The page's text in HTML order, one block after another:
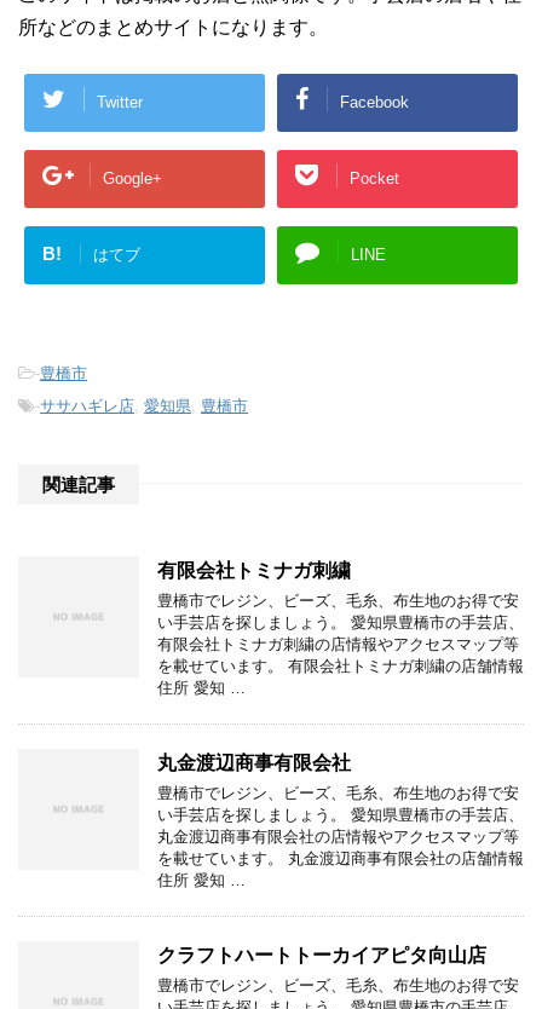
所などのまとめサイトになります。
Twitter Facebook
Google+ Pocket
B! はてブ LINE
-豊橋市
-ササハギレ店 愛知県 豊橋市
関連記事
有限会社トミナガ刺繍
豊橋市でレジン、ビーズ、毛糸、布生地のお得で安
い手芸店を探しましょう。 愛知県豊橋市の手芸店、
有限会社トミナガ刺繍の店情報やアクセスマップ等
を載せています。 有限会社トミナガ刺繍の店舗情報
住所 愛知 …
丸金渡辺商事有限会社
豊橋市でレジン、ビーズ、毛糸、布生地のお得で安
い手芸店を探しましょう。 愛知県豊橋市の手芸店、
丸金渡辺商事有限会社の店情報やアクセスマップ等
を載せています。 丸金渡辺商事有限会社の店舗情報
住所 愛知 …
クラフトハートトーカイアピタ向山店
豊橋市でレジン、ビーズ、毛糸、布生地のお得で安